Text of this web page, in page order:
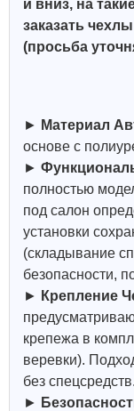
и вниз, на
заказать
(просьба
► Материал
основе с
►
полностью
под салон
установки
(складывание
безопасности,
► Крепление
крепежа в
веревки).
без спецсредств.
►